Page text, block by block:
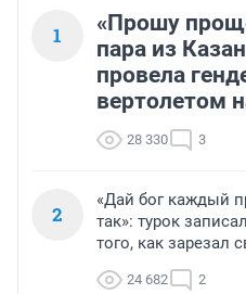
1
«Прошу
пара из
провела
вертолетом
28 330 3
2
«Дай бог каждый
так»: турок
того, как зарезал
24 682 2